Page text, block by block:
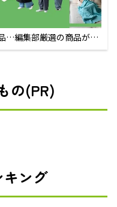
…編集部厳選の商品が買
の(PR)
ング